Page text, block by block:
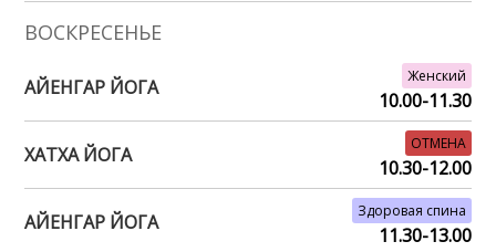
ВОСКРЕСЕНЬЕ
АЙЕНГАР ЙОГА Женский
10.00-11.30
ХАТХА ЙОГА ОТМЕНА
10.30-12.00
АЙЕНГАР ЙОГА Здоровая спина
11.30-13.00